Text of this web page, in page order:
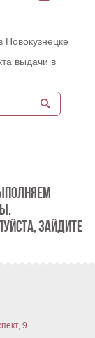
Новокузнецке
выдачи в
ЗАЙДИТЕ
9